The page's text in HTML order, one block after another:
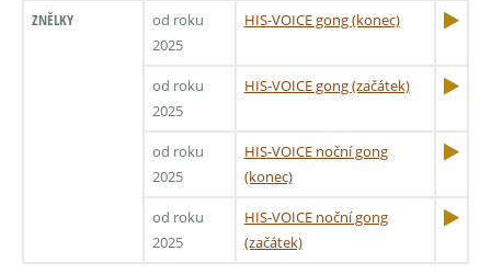
ZNĚLKY
od roku
2025
HIS-VOICE gong (konec)
od roku
2025
HIS-VOICE gong (začátek)
od roku
2025
HIS-VOICE noční gong
(konec)
od roku
2025
HIS-VOICE noční gong
(začátek)